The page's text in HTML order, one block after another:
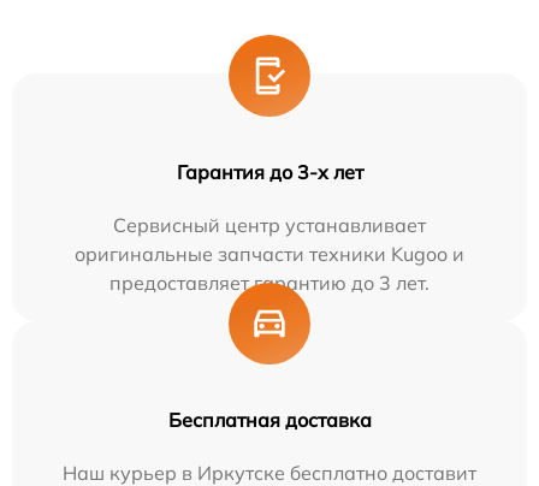
Гарантия до 3-х лет
Сервисный центр устанавливает
оригинальные запчасти техники Kugoo и
предоставляет гарантию до 3 лет.
Бесплатная доставка
Наш курьер в Иркутске бесплатно доставит